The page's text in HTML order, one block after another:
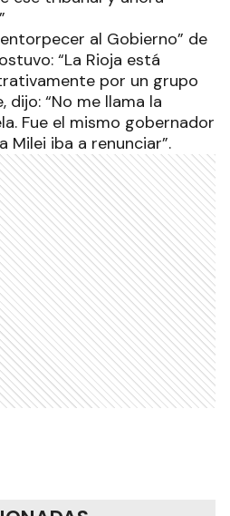
al Gobierno” de
“La Rioja está
por un grupo
dijo: “No me llama la
Fue el mismo gobernador
Milei iba a renunciar”.